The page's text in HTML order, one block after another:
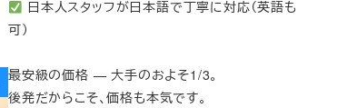
日本人スタッフが日本語で丁寧に対応（英語も
可）
最安級の価格 — 大手のおよそ1/3。
後発だからこそ、価格も本気です。